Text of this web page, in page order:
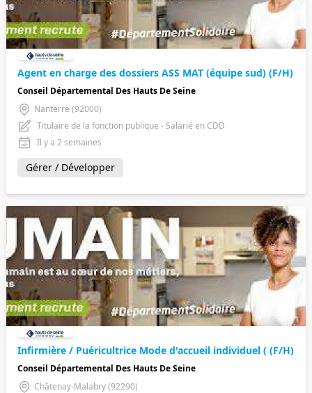
Agent en charge des dossiers ASS MAT (équipe sud) (F/H)
Conseil Départemental Des Hauts De Seine
Nanterre (92000)
Titulaire de la fonction publique - Salarié en CDD
Il y a 2 semaines
Gérer / Développer
Infirmière / Puéricultrice Mode d'accueil individuel ( (F/H)
Conseil Départemental Des Hauts De Seine
Châtenay-Malabry (92290)